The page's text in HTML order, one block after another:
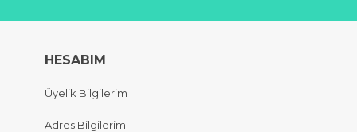
HESABIM
Üyelik Bilgilerim
Adres Bilgilerim